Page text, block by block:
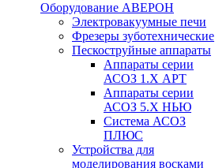
Оборудование АВЕРОН
Электровакуумные печи
Фрезеры зуботехнические
Пескоструйные аппараты
Аппараты серии
АСОЗ 1.Х АРТ
Аппараты серии
АСОЗ 5.Х НЬЮ
Система АСОЗ
ПЛЮС
Устройства для
моделирования восками